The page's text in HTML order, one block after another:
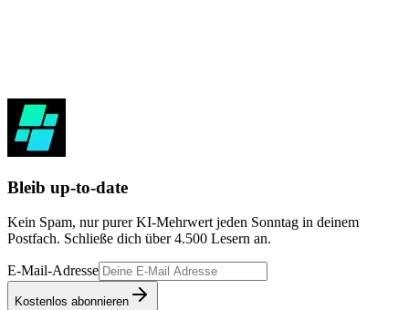
Anmelden & lesen
Bleib up-to-date
Kein Spam, nur purer KI-Mehrwert jeden Sonntag in deinem
Postfach. Schließe dich über4.500 Lesern an.
E-Mail-Adresse
Kostenlos abonnieren